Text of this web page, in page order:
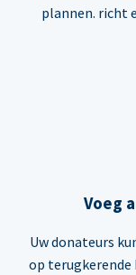
plannen. richt
Voeg
Uw donateurs
op terugkerende